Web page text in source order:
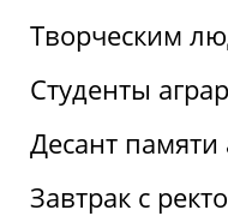
Творческим
Студенты
Десант памяти
Завтрак с